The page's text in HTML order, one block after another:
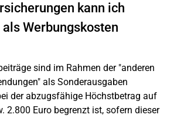
kann ich
Werbungskosten
sind im Rahmen der "anderen
als Sonderausgaben
der abzugsfähige Höchstbetrag auf
2.800 Euro begrenzt ist, sofern dieser